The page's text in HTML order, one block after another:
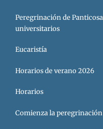
Peregrinación de
universitarios
Eucaristía
Horarios de verano 2026
Horarios
Comienza la